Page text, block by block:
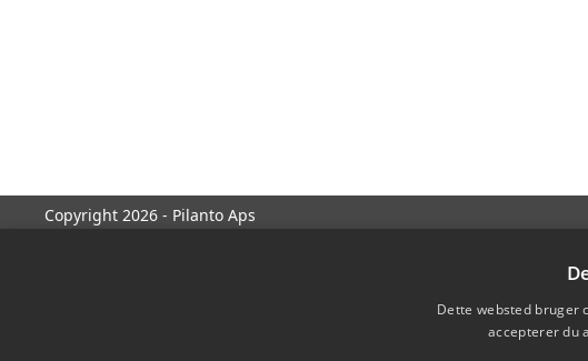
Copyright 2026 - Pilanto Aps
Dette websted bruger
accepterer du